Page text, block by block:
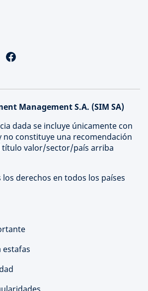
Management S.A. (SIM SA)
dada se incluye únicamente con
no constituye una recomendación
título valor/sector/país arriba
los derechos en todos los países
estafas